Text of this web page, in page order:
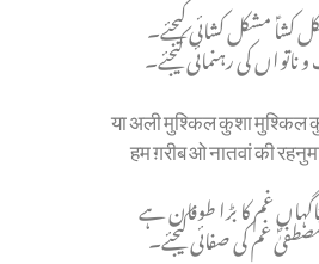
کشاؑ مشکل کشائی کیجئے۔
کی رہنمائی کیجئے۔
या अली मुश्किल कुशा मुश्किल
हम ग़रीब ओ नातवां की
غم کی صفائی کیجئے۔